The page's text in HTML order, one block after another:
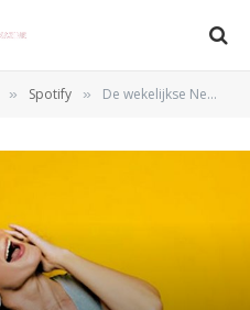
» Spotify » De wekelijkse New Music Friday Maxazine Playlist op Spotify, 5 juni 2026